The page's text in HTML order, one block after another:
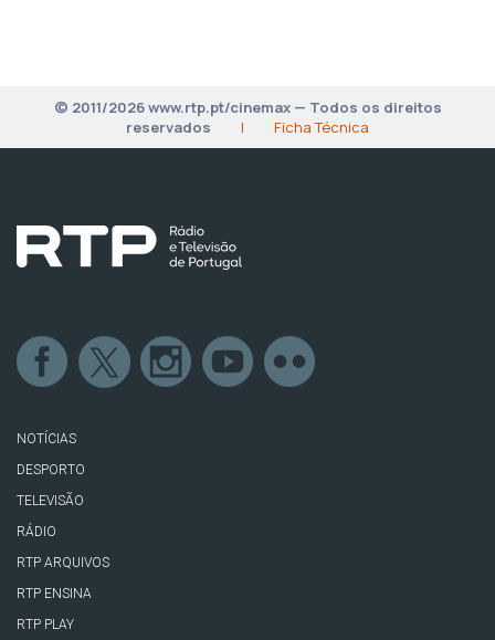
© 2011/2026 www.rtp.pt/cinemax — Todos os direitos
reservados
| Ficha Técnica
NOTÍCIAS
DESPORTO
TELEVISÃO
RÁDIO
RTP ARQUIVOS
RTP ENSINA
RTP PLAY